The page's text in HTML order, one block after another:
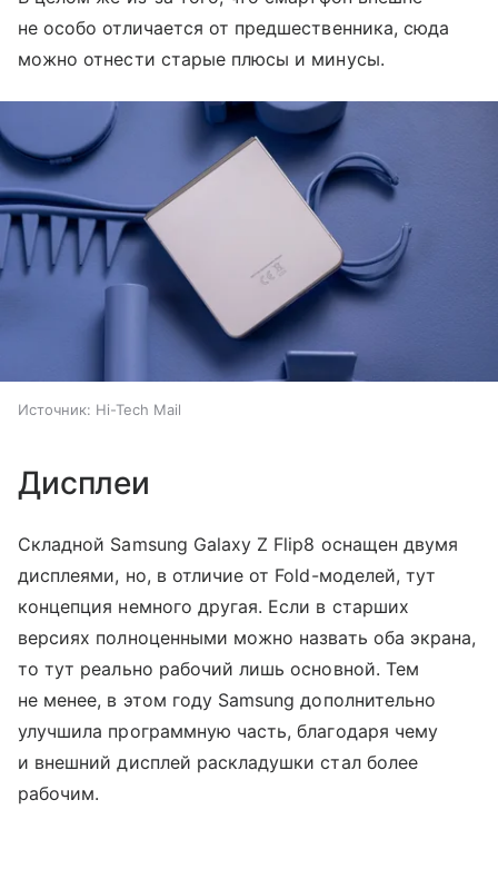
не особо отличается от предшественника, сюда
можно отнести старые плюсы и минусы.
Источник: Hi-Tech Mail
Дисплеи
Складной Samsung Galaxy Z Flip8 оснащен двумя
дисплеями, но, в отличие от Fold-моделей, тут
концепция немного другая. Если в старших
версиях полноценными можно назвать оба экрана,
то тут реально рабочий лишь основной. Тем
не менее, в этом году Samsung дополнительно
улучшила программную часть, благодаря чему
и внешний дисплей раскладушки стал более
рабочим.